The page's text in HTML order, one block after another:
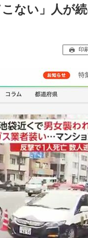
ない」人が
印刷